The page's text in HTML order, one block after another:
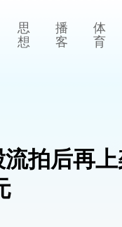
思
想
播
客
体
育
流拍后再